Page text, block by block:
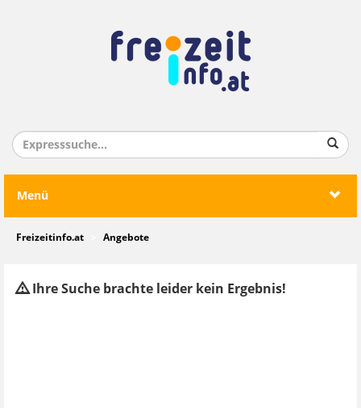
Menü
Freizeitinfo.at Angebote
Ihre Suche brachte leider kein Ergebnis!